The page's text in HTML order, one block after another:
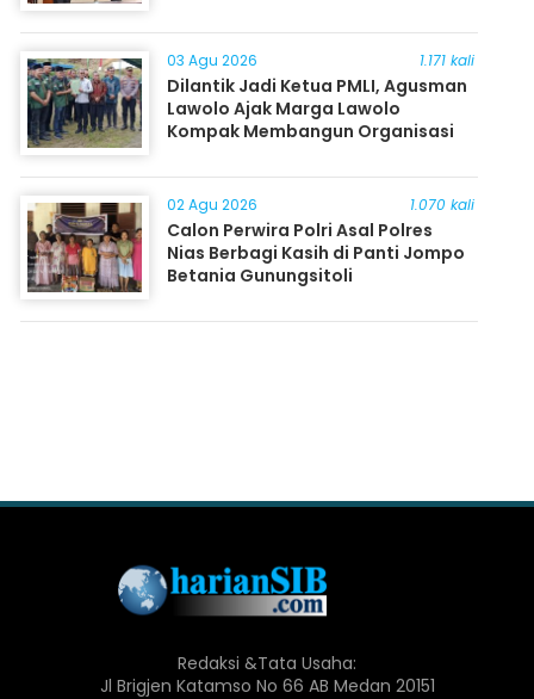
03 Agu 2026 1.171 kali
Dilantik Jadi Ketua PMLI, Agusman
Lawolo Ajak Marga Lawolo
Kompak Membangun Organisasi
02 Agu 2026 1.070 kali
Calon Perwira Polri Asal Polres
Nias Berbagi Kasih di Panti Jompo
Betania Gunungsitoli
Redaksi &Tata Usaha:
Jl Brigjen Katamso No 66 AB Medan 20151